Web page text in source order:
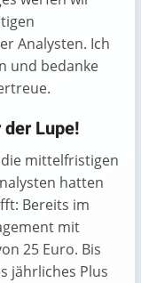
Analysten. Ich
und bedanke
Lupe!
mittelfristigen
hatten
Bereits im
mit
25 Euro. Bis
jährliches Plus